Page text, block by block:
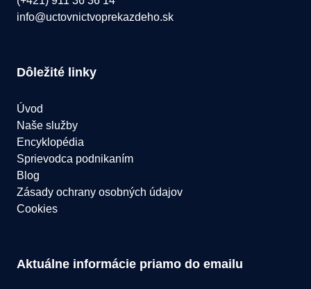
info@uctovnictvoprekazdeho.sk
Dôležité linky
Úvod
Naše služby
Encyklopédia
Sprievodca podnikaním
Blog
Zásady ochrany osobných údajov
Cookies
Aktuálne informácie priamo do emailu